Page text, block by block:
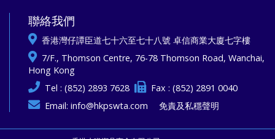
聯絡我們
香港灣仔譚臣道七十六至七十八號 卓信商業大廈七字樓
7/F., Thomson Centre, 76-78 Thomson Road, Wanchai,
Hong Kong
Tel : (852) 2893 7628
Fax : (852) 2891 0040
Email: info@hkpswta.com 免責及私穩聲明